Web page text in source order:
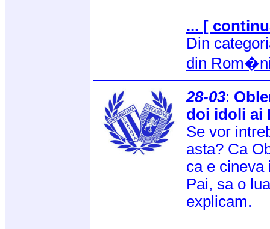
... [
Din
din
28-03:
doi idoli ai
Se vor
asta? Ca
ca e cineva
Pai, sa o
explicam.